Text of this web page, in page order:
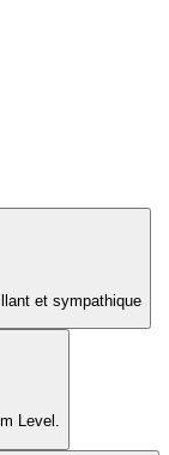
et sympathique
auf dem Level.